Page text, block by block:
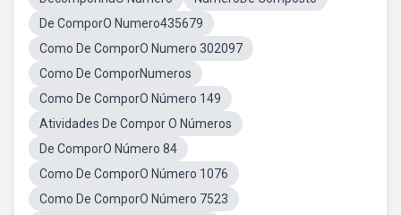
De ComporO Numero435679
Como De ComporO Numero 302097
Como De ComporNumeros
Como De ComporO Número 149
Atividades De Compor O Números
De ComporO Número 84
Como De ComporO Número 1076
Como De ComporO Número 7523